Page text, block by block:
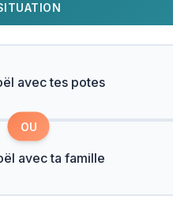
avec tes potes
OU
avec ta famille